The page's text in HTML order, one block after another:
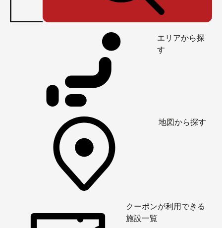
エリアから探
す
地図から探す
クーポンが利用できる
施設一覧